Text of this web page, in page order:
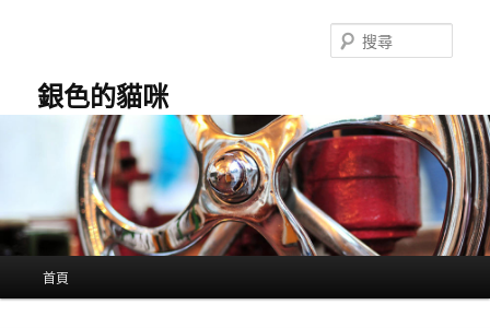
銀色的貓咪
尋
首頁